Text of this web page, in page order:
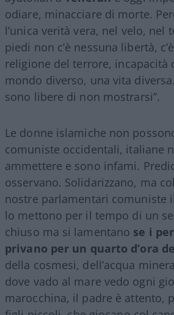
odiare, minacciare di morte.
l’unica verità vera, nel velo, nel
piedi non c’è nessuna libertà,
religione del terrore, incapacità
mondo diverso, una vita
sono libere di non mostrarsi”.
Le donne islamiche non
comuniste occidentali, italiane
ammettere e sono infami.
osservano. Solidarizzano, ma
nostre parlamentari comuniste
lo mettono per il tempo di un
chiuso ma si lamentano se i
privano per un quarto d’ora
della cosmesi, dell’acqua
dove vado al mare vedo ogni
marocchina, il padre è attento,